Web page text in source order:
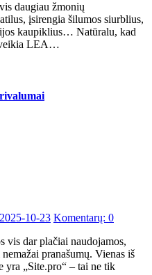
įsirengia šilumos siurblius,
kaupiklius… Natūralu, kad
veikia LEA…
2025-10-23 Komentarų: 0
pranašumų. Vienas iš
yra „Site.pro“ – tai ne tik